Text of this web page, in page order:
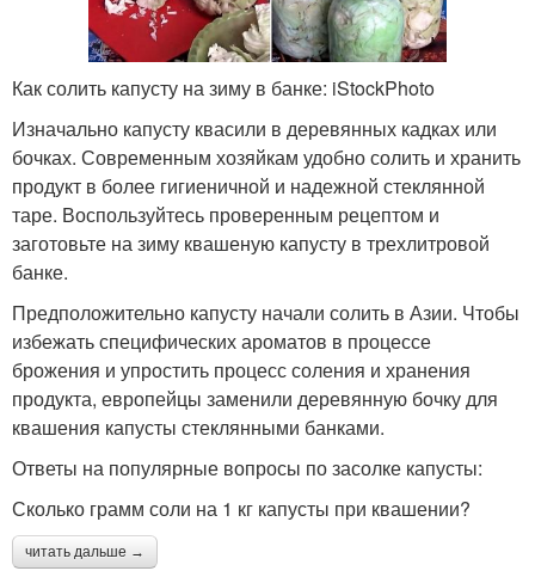
Как солить капусту на зиму в банке: iStockPhoto
Изначально капусту квасили в деревянных кадках или
бочках. Современным хозяйкам удобно солить и хранить
продукт в более гигиеничной и надежной стеклянной
таре. Воспользуйтесь проверенным рецептом и
заготовьте на зиму квашеную капусту в трехлитровой
банке.
Предположительно капусту начали солить в Азии. Чтобы
избежать специфических ароматов в процессе
брожения и упростить процесс соления и хранения
продукта, европейцы заменили деревянную бочку для
квашения капусты стеклянными банками.
Ответы на популярные вопросы по засолке капусты:
Сколько грамм соли на 1 кг капусты при квашении?
читать дальше →